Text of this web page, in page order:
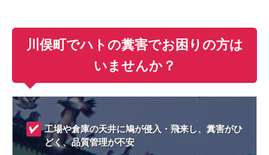
川俣町でハトの糞害でお困りの方は
いませんか？
工場や倉庫の天井に鳩が侵入・飛来し、糞害がひ
どく、品質管理が不安